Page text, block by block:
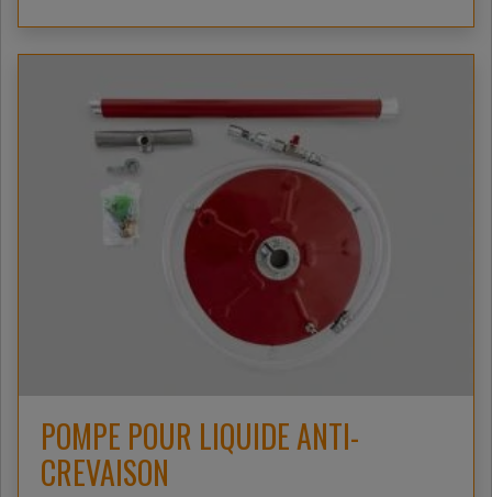
POMPE POUR LIQUIDE ANTI-
CREVAISON